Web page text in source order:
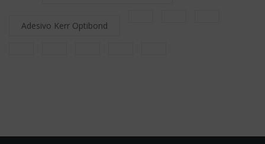
Adesivo Kerr Optibond